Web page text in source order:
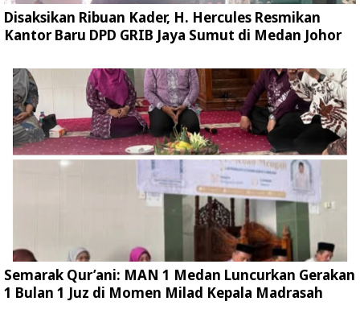
Disaksikan Ribuan Kader, H. Hercules Resmikan
Kantor Baru DPD GRIB Jaya Sumut di Medan Johor
Semarak Qur’ani: MAN 1 Medan Luncurkan Gerakan
1 Bulan 1 Juz di Momen Milad Kepala Madrasah